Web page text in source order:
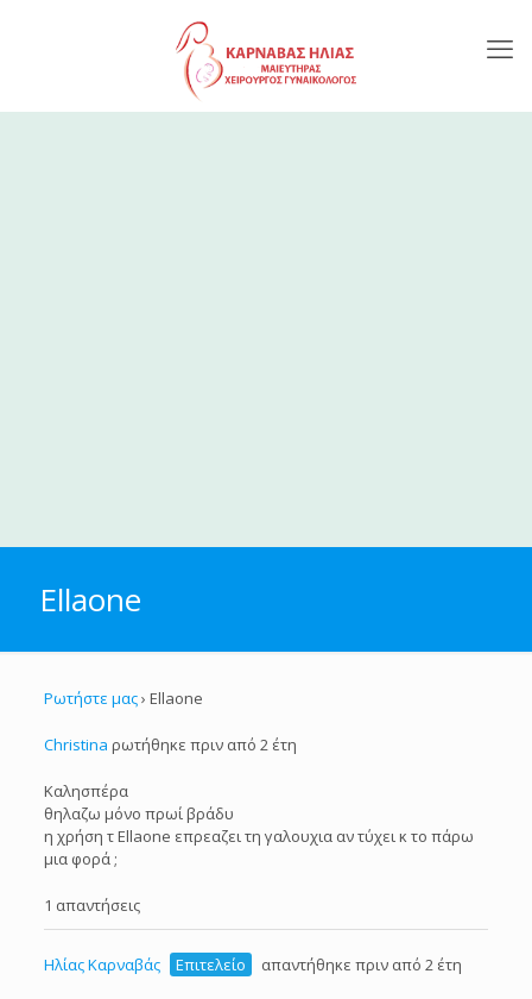
Ellaone
Ρωτήστε μας› Ellaone
Christina ρωτήθηκε πριν από 2 έτη
Καλησπέρα
θηλαζω μόνο πρωί βράδυ
η χρήση τ Ellaone επρεαζει τη γαλουχια αν τύχει κ το πάρω
μια φορά ;
1 απαντήσεις
Ηλίας Καρναβάς Επιτελείο απαντήθηκε πριν από 2 έτη